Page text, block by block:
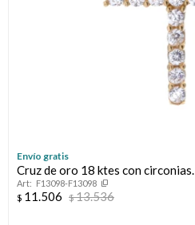
Envío gratis
Cruz de oro 18 ktes con circonias.
F13098-F13098
$ 11.506 $13.536